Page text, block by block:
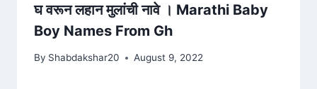
घ वरून लहान मुलांची नावे । Marathi Baby
Boy Names From Gh
By Shabdakshar20 August 9, 2022